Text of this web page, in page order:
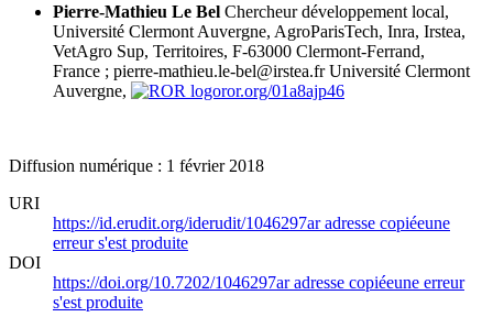
Pierre-Mathieu Le Bel Chercheur développement local,
Université Clermont Auvergne, AgroParisTech, Inra, Irstea,
VetAgro Sup, Territoires, F-63000 Clermont-Ferrand,
France ; pierre-mathieu.le-bel@irstea.fr Université Clermont
Auvergne,
ror.org/01a8ajp46
Diffusion numérique : 1 février 2018
URI
https://id.erudit.org/iderudit/1046297aradresse copiéeune
erreur s'est produite
DOI
https://doi.org/10.7202/1046297aradresse copiéeune erreur
s'est produite